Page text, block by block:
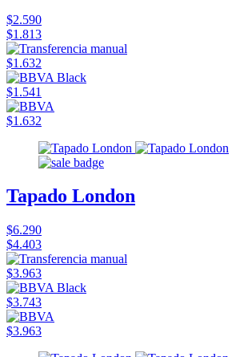
$2.590
$1.813
$1.632
$1.541
$1.632
Tapado London
$6.290
$4.403
$3.963
$3.743
$3.963